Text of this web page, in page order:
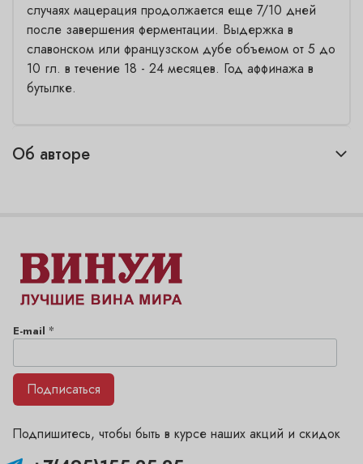
случаях мацерация продолжается еще 7/10 дней
после завершения ферментации. Выдержка в
славонском или французском дубе объемом от 5 до
10 гл. в течение 18 - 24 месяцев. Год аффинажа в
бутылке.
Об авторе
Подпишитесь, чтобы быть в курсе наших акций и скидок
E-mail *
Подписаться